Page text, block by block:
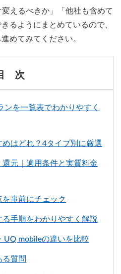
変えるべきか」「他社も含めて
るようにまとめているので、
めてみてください。
次
ンを一覧表でわかりやすく
はどれ？4タイプ別に厳選
元｜適用条件と実質料金
事前にチェック
手順をわかりやすく解説
UQ mobileの違いを比較
る質問